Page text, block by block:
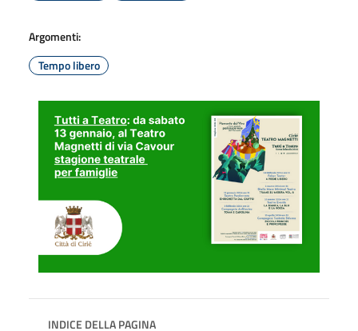
Argomenti:
Tempo libero
INDICE DELLA PAGINA